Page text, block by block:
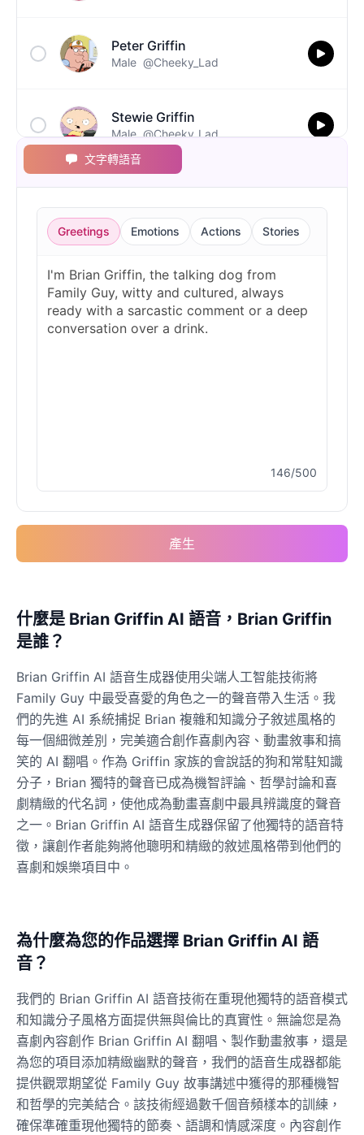
Peter Griffin
Male @Cheeky_Lad
Stewie Griffin
Male @Cheeky_Lad
文字轉語音
Greetings Emotions Actions Stories
146/500
產生
什麼是 Brian Griffin AI 語音，Brian Griffin
是誰？
Brian Griffin AI 語音生成器使用尖端人工智能技術將
Family Guy 中最受喜愛的角色之一的聲音帶入生活。我
們的先進 AI 系統捕捉 Brian 複雜和知識分子敘述風格的
每一個細微差別，完美適合創作喜劇內容、動畫敘事和搞
笑的 AI 翻唱。作為 Griffin 家族的會說話的狗和常駐知識
分子，Brian 獨特的聲音已成為機智評論、哲學討論和喜
劇精緻的代名詞，使他成為動畫喜劇中最具辨識度的聲音
之一。Brian Griffin AI 語音生成器保留了他獨特的語音特
徵，讓創作者能夠將他聰明和精緻的敘述風格帶到他們的
喜劇和娛樂項目中。
為什麼為您的作品選擇 Brian Griffin AI 語
音？
我們的 Brian Griffin AI 語音技術在重現他獨特的語音模式
和知識分子風格方面提供無與倫比的真實性。無論您是為
喜劇內容創作 Brian Griffin AI 翻唱、製作動畫敘事，還是
為您的項目添加精緻幽默的聲音，我們的語音生成器都能
提供觀眾期望從 Family Guy 故事講述中獲得的那種機智
和哲學的完美結合。該技術經過數千個音頻樣本的訓練，
確保準確重現他獨特的節奏、語調和情感深度。內容創作